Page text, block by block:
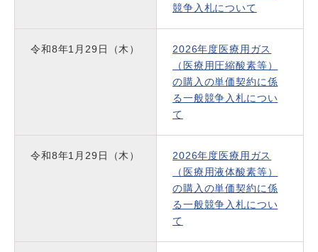
競争入札について
令和8年1月29日（木）
2026年度医療用ガス
（医療用圧縮酸素等）
の購入の単価契約に係
る一般競争入札につい
て
令和8年1月29日（木）
2026年度医療用ガス
（医療用液体酸素等）
の購入の単価契約に係
る一般競争入札につい
て